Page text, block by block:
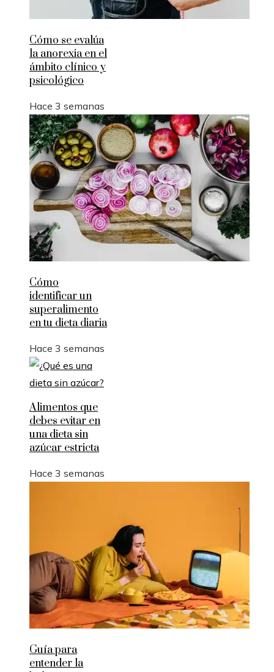
Cómo se evalúa
la anorexia en el
ámbito clínico y
psicológico
Hace 3 semanas
Cómo
identificar un
superalimento
en tu dieta diaria
Hace 3 semanas
Alimentos que
debes evitar en
una dieta sin
azúcar estricta
Hace 3 semanas
Guía para
entender la